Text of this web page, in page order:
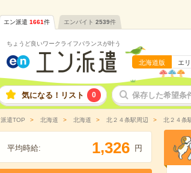
エン派遣 1661件 エンバイト 2539件
ちょうど良いワークライフバランスが叶う
北海道版 エ
気になる！リスト 0 保存した希望条
派遣TOP 北海道 北海道 北２４条駅周辺 北２４条
平均時給: 1,326 円